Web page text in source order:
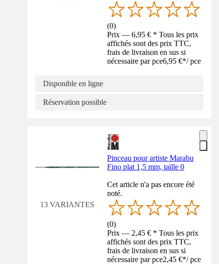
(0)
Prix — 6,95 € * Tous les prix
affichés sont des prix TTC,
frais de livraison en sus si
nécessaire par pce6,95 €*/ pce
Disponible en ligne
Réservation possible
13 VARIANTES
Pinceau pour artiste Marabu
Fino plat 1,5 mm, taille 0
Cet article n'a pas encore été
noté.
(0)
Prix — 2,45 € * Tous les prix
affichés sont des prix TTC,
frais de livraison en sus si
nécessaire par pce2,45 €*/ pce